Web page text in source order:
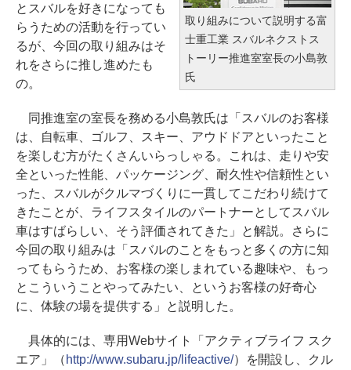
取り組みについて説明する富
士重工業 スバルネクストス
トーリー推進室室長の小島敦
氏
とスバルを好きになっても
らうための活動を行ってい
るが、今回の取り組みはそ
れをさらに推し進めたも
の。
同推進室の室長を務める小島敦氏は「スバルのお客様
は、自転車、ゴルフ、スキー、アウドドアといったこと
を楽しむ方がたくさんいらっしゃる。これは、走りや安
全といった性能、パッケージング、耐久性や信頼性とい
った、スバルがクルマづくりに一貫してこだわり続けて
きたことが、ライフスタイルのパートナーとしてスバル
車はすばらしい、そう評価されてきた」と解説。さらに
今回の取り組みは「スバルのことをもっと多くの方に知
ってもらうため、お客様の楽しまれている趣味や、もっ
とこういうことやってみたい、というお客様の好奇心
に、体験の場を提供する」と説明した。
具体的には、専用Webサイト「アクティブライフ スク
エア」（ http://www.subaru.jp/lifeactive/）を開設し、クル